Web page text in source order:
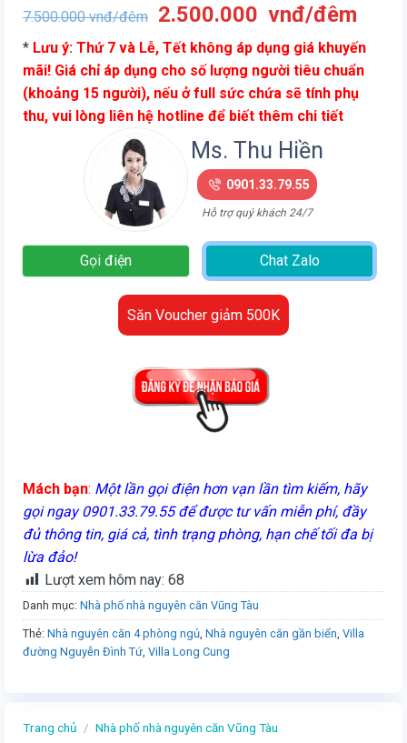
Trang chủ / Nhà phố nhà nguyên căn Vũng Tàu
7.500.000vnđ/đêm
Giá
gốc
là:
7.500.000
vnđ/
đêm.
2.500.000 vnđ/đêmGiá
hiện
tại
là:
* Lưu ý: Thứ 7 và Lễ, Tết không áp dụng giá khuyến
mãi! Giá chỉ áp dụng cho số lượng người tiêu chuẩn
(khoảng 15 người), nếu ở full sức chứa sẽ tính phụ
thu, vui lòng liên hệ hotline để biết thêm chi tiết
Ms. Thu Hiền
0901.33.79.55
Hỗ trợ quý khách 24/7
Gọi điện Chat Zalo
Săn Voucher giảm 500K
Mách bạn: Một lần gọi điện hơn vạn lần tìm kiếm, hãy
gọi ngay 0901.33.79.55 để được tư vấn miễn phí, đầy
đủ thông tin, giá cả, tình trạng phòng, hạn chế tối đa bị
lừa đảo!
Lượt xem hôm nay: 68
Danh mục: Nhà phố nhà nguyên căn Vũng Tàu
Thẻ: Nhà nguyên căn 4 phòng ngủ, Nhà nguyên căn gần biển, Villa
đường Nguyễn Đình Tứ, Villa Long Cung